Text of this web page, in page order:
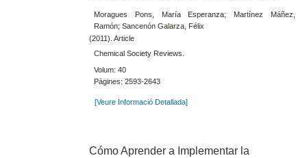
Moragues Pons, María Esperanza; Martínez Máñez,
Ramón; Sancenón Galarza, Félix
(2011). Article
Chemical Society Reviews.
Volum: 40
Pàgines: 2593-2643
[Veure Informació Detallada]
Cómo Aprender a Implementar la